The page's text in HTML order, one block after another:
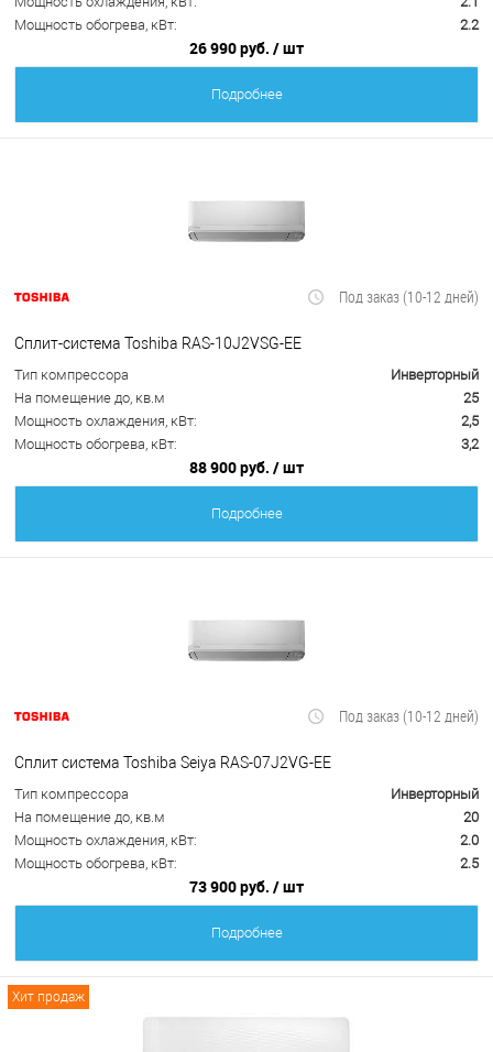
Мощность обогрева, кВт:
2.2
26 990 руб. / шт
Подробнее
Под заказ (10-12 дней)
Сплит-система Toshiba RAS-10J2VSG-EE
Тип компрессора
Инверторный
На помещение до, кв.м
25
Мощность охлаждения, кВт:
2,5
Мощность обогрева, кВт:
3,2
88 900 руб. / шт
Подробнее
Под заказ (10-12 дней)
Сплит система Toshiba Seiya RAS-07J2VG-EE
Тип компрессора
Инверторный
На помещение до, кв.м
20
Мощность охлаждения, кВт:
2.0
Мощность обогрева, кВт:
2.5
73 900 руб. / шт
Подробнее
Хит продаж